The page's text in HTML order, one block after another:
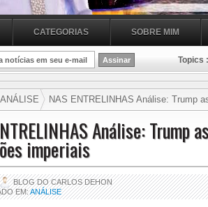
CATEGORIAS SOBRE MIM
Topics :
ANÁLISE NAS ENTRELINHAS Análise: Trump
Análise: Trump
imperiais
BLOG DO CARLOS DEHON
EM:ANÁLISE